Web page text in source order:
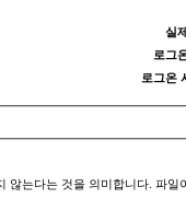
실
로그
로그온
않는다는 것을 의미합니다. 파